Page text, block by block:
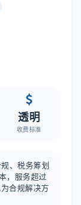
透明
收费标准
、税务筹划
，服务超过
合规解决方